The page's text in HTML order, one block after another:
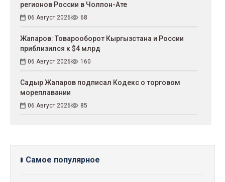
регионов России в Чолпон-Ате
06 Август 2026 68
Жапаров: Товарооборот Кыргызстана и России
приблизился к $4 млрд
06 Август 2026 160
Садыр Жапаров подписал Кодекс о торговом
мореплавании
06 Август 2026 85
Самое популярное